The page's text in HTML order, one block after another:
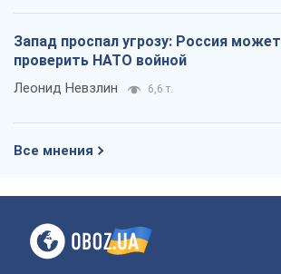
Запад проспал угрозу: Россия может
проверить НАТО войной
Леонид Невзлин 6,6 т.
Все мнения